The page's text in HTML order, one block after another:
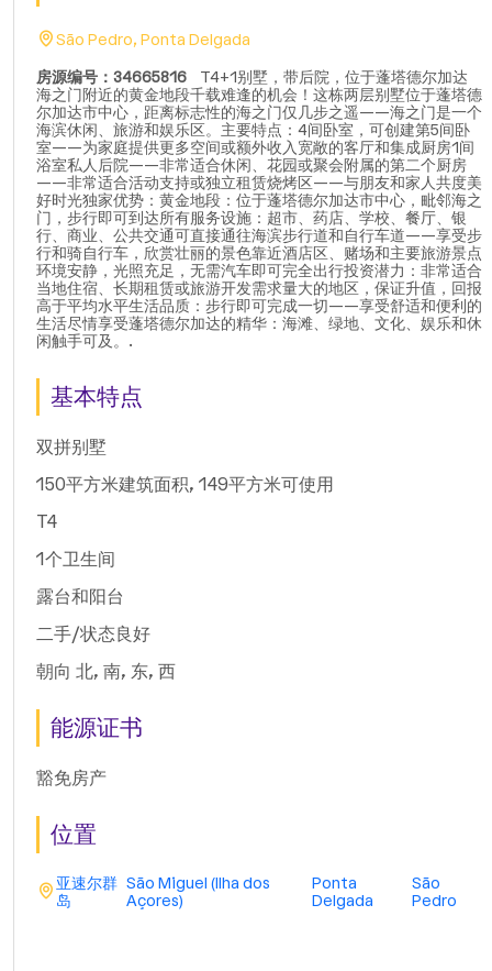
São Pedro, Ponta Delgada
房源编号：34665816 T4+1别墅，带后院，位于蓬塔德尔加达
海之门附近的黄金地段千载难逢的机会！这栋两层别墅位于蓬塔德
尔加达市中心，距离标志性的海之门仅几步之遥——海之门是一个
海滨休闲、旅游和娱乐区。主要特点：4间卧室，可创建第5间卧
室——为家庭提供更多空间或额外收入宽敞的客厅和集成厨房1间
浴室私人后院——非常适合休闲、花园或聚会附属的第二个厨房
——非常适合活动支持或独立租赁烧烤区——与朋友和家人共度美
好时光独家优势：黄金地段：位于蓬塔德尔加达市中心，毗邻海之
门，步行即可到达所有服务设施：超市、药店、学校、餐厅、银
行、商业、公共交通可直接通往海滨步行道和自行车道——享受步
行和骑自行车，欣赏壮丽的景色靠近酒店区、赌场和主要旅游景点
环境安静，光照充足，无需汽车即可完全出行投资潜力：非常适合
当地住宿、长期租赁或旅游开发需求量大的地区，保证升值，回报
高于平均水平生活品质：步行即可完成一切——享受舒适和便利的
生活尽情享受蓬塔德尔加达的精华：海滩、绿地、文化、娱乐和休
闲触手可及。.
基本特点
双拼别墅
150平方米建筑面积, 149平方米可使用
T4
1个卫生间
露台和阳台
二手/状态良好
朝向 北, 南, 东, 西
能源证书
豁免房产
位置
亚速尔群
岛
São Miguel (Ilha dos
Açores)
Ponta
Delgada
São
Pedro